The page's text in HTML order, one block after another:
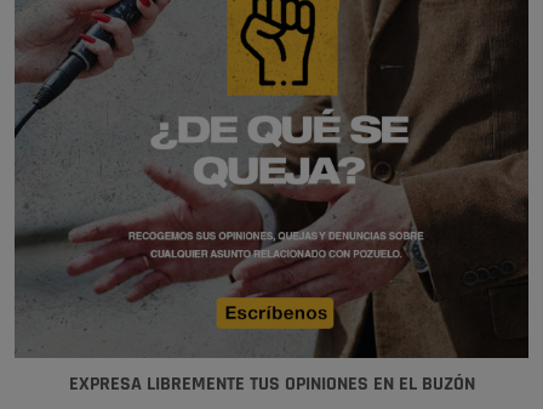
EXPRESA LIBREMENTE TUS OPINIONES EN EL BUZÓN